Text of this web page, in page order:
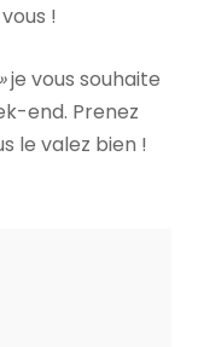
!
je vous souhaite
end. Prenez
le valez bien !